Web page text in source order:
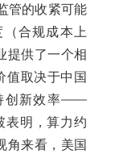
管的收紧可能
合规成本上
提供了一个相
值取决于中国
创新效率——
表明，算力约
角来看，美国